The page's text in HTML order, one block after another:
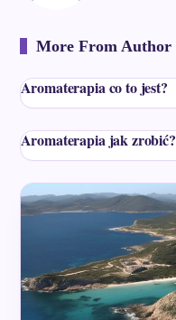
More From Author
Aromaterapia co to jest?
Aromaterapia jak zrobić?